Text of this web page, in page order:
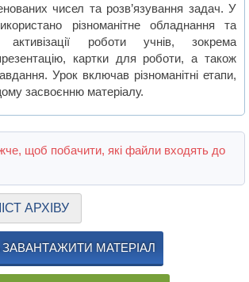
чисел та розв’язування задач. У
різноманітне обладнання та
роботи учнів, зокрема
картки для роботи, а також
Урок включав різноманітні етапи,
засвоєнню матеріалу.
щоб побачити, які файли входять до
АРХІВУ
ЗАВАНТАЖИТИ МАТЕРІАЛ